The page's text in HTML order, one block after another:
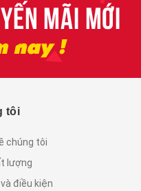
tôi
chúng tôi
lượng
điều kiện